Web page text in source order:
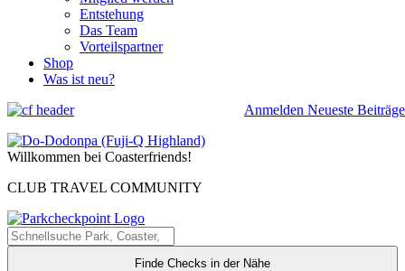
Entstehung
Das Team
Vorteilspartner
Shop
Was ist neu?
Anmelden Neueste Beiträge
Willkommen bei Coasterfriends!
CLUB TRAVEL COMMUNITY
Finde Checks in der Nähe